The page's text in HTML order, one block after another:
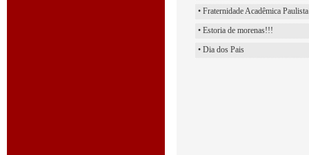
• Fraternidade Acadêmica Paulista
• Estoria de morenas!!!
• Dia dos Pais